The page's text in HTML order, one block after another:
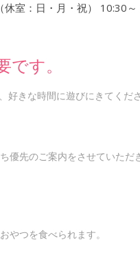
室：日・月・祝） 10:30～
す。
きな時間に遊びにきてくださ
優先のご案内をさせていただ
やつを食べられます。